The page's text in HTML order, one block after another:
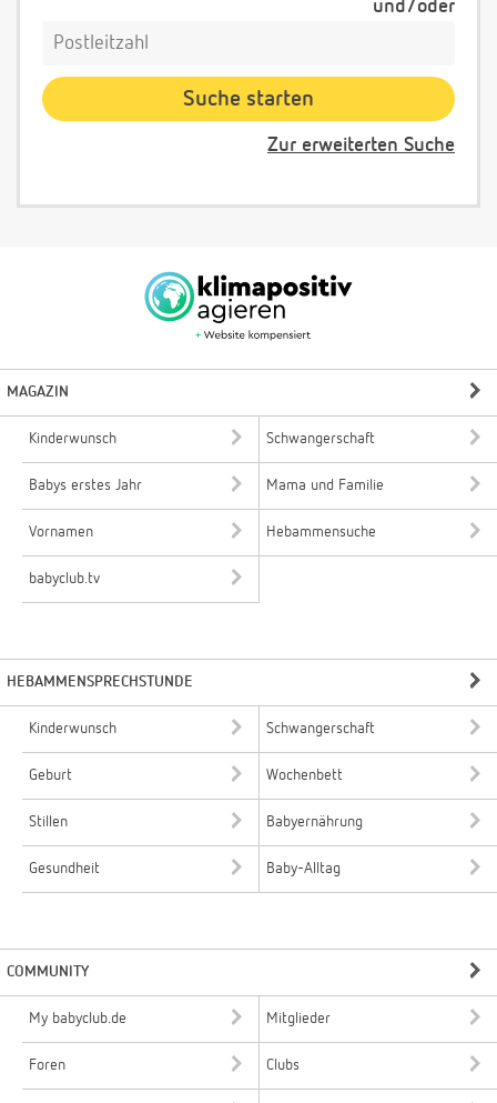
und/oder
Zur erweiterten Suche
MAGAZIN
Kinderwunsch Schwangerschaft
Babys erstes Jahr Mama und Familie
Vornamen Hebammensuche
babyclub.tv
HEBAMMENSPRECHSTUNDE
Kinderwunsch Schwangerschaft
Geburt Wochenbett
Stillen Babyernährung
Gesundheit Baby-Alltag
COMMUNITY
My babyclub.de Mitglieder
Foren Clubs